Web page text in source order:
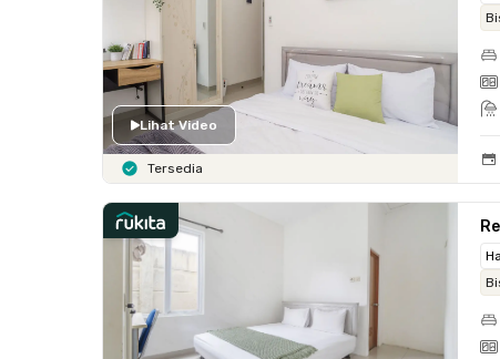
Lihat Video
Tersedia